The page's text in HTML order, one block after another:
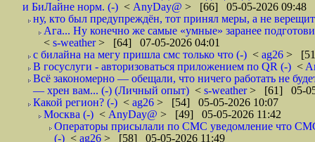
и БиЛайне норм. (-) < AnyDay@ > [66] 05-05-2026 09:48
ну, кто был предупреждён, тот принял меры, а не
Ага... Ну конечно же самые «умные» заранее
< s-weather> [64] 07-05-2026 04:01
с билайна на мегу пришла смс только что (-) < ag26 >
В госуслуги - авторизоваться приложением по QR (-) <
Всё закономерно — обещали, что ничего работать не
— хрен вам... (-) (Личный опыт) < s-weather> [61] 05-
Какой регион? (-) < ag26 > [54] 05-05-2026 10:07
Москва (-) < AnyDay@ > [49] 05-05-2026 11:42
Операторы присылали по СМС уведомление что
(-) < ag26 > [58] 05-05-2026 11:49